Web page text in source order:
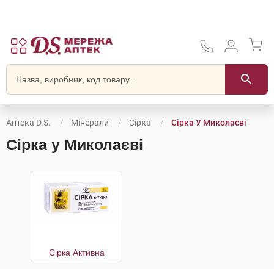
Аптека D.S. Мінерали Сірка Сірка У Миколаєві
Сірка у Миколаєві
Сірка Активна